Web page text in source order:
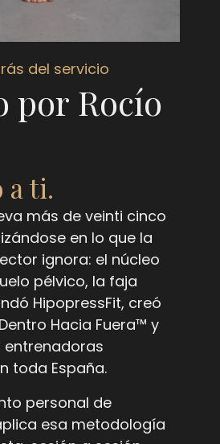
del servicio
por Rocío
a ti.
más de veinti cinco
en lo que la
ignora: el núcleo
pélvico, la faja
HipopressFit, creó
Hacia Fuera™ y
toda España.
personal de
esa metodología